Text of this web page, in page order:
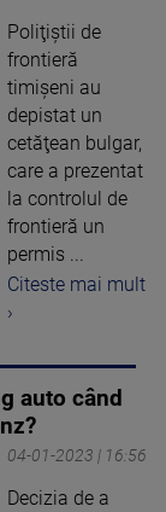
Poliţiştii de
frontieră
timişeni au
depistat un
cetăţean bulgar,
care a prezentat
la controlul de
frontieră un
permis ...
Citeste mai mult
›
auto când
04-01-2023 | 16:56
Decizia de a